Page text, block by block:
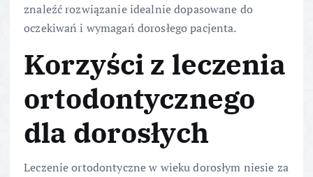
znaleźć rozwiązanie idealnie dopasowane do
oczekiwań i wymagań dorosłego pacjenta.
Korzyści z leczenia
ortodontycznego
dla dorosłych
Leczenie ortodontyczne w wieku dorosłym niesie za